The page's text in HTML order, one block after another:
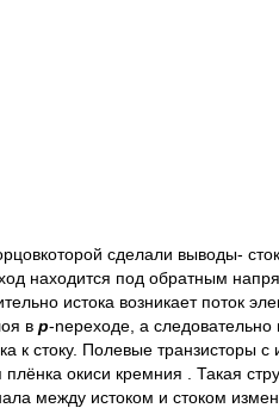
сделали выводы-
находится под обратным
истока возникает поток
в p-nереходе, а
к стоку. Полевые транзисторы
окиси кремния . Такая
между истоком и стоком